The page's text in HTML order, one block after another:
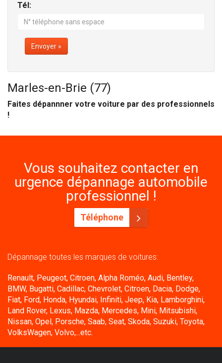
Tél:
Envoyer »
Marles-en-Brie (77)
Faites dépannner votre voiture par des professionnels
!
Vous souhaitez contacter en
urgence dépannage automobile
professionnel !
Téléphone
Dépannage toutes les marques de voitures:
Renault, Peugeot, Citroen, Alpha Roméo, Audi, Bentley,
BMW, Bugatti, Cadillac, Chevrolet, Citroen, Dacia, Dodge,
Fiat, Ford, Honda, Hyundai, Infiniti, Jeep, Kia, Lamborghini,
Land Rover, Lexus, Mazda, Mercedes, Mini, Mitsubishi,
Nissan, Opel, Porsche, Saab, Seat, Skoda, Suzuki, Toyota,
VolksWagen, Volvo,...etc.